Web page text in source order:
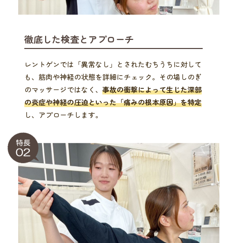
徹底した検査とアプローチ
レントゲンでは「異常なし」とされたむちうちに対して
も、筋肉や神経の状態を詳細にチェック。その場しのぎ
のマッサージではなく、事故の衝撃によって生じた深部
の炎症や神経の圧迫といった「痛みの根本原因」を特定
し、アプローチします。